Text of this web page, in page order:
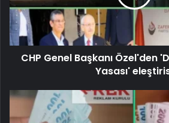
CHP Genel Başkanı Özel'den
Yasası'